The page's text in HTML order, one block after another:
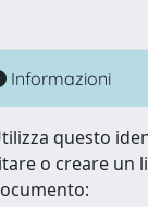
Informazioni
questo
o creare un